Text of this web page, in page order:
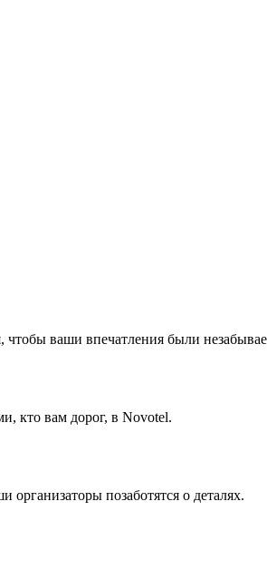
чтобы ваши впечатления были
кто вам дорог, в Novotel.
организаторы позаботятся о деталях.